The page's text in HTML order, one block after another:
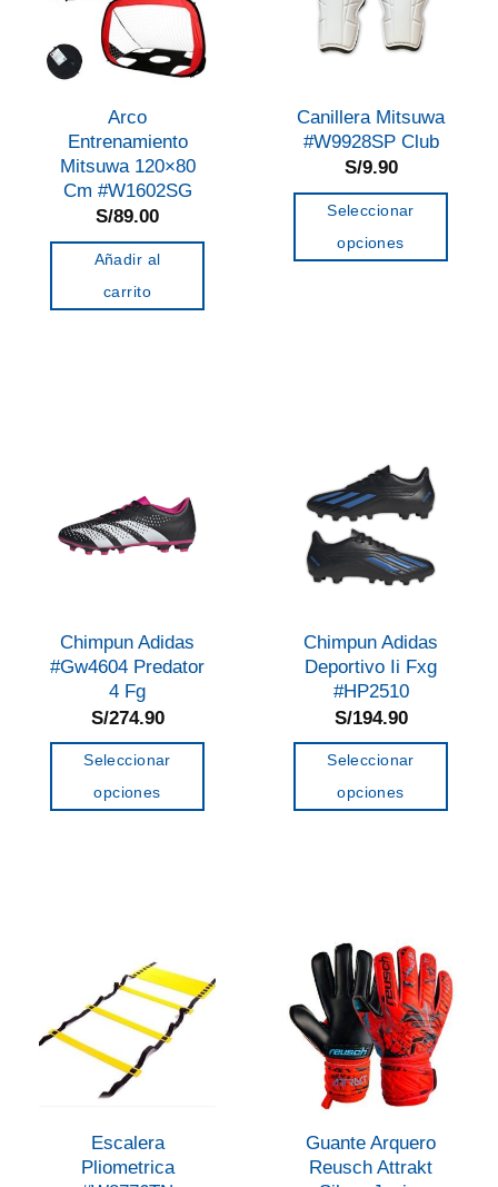
Arco
Entrenamiento
Mitsuwa 120×80
Cm #W1602SG
S/89.00
Añadir al
carrito
Canillera Mitsuwa
#W9928SP Club
S/9.90
Seleccionar
opciones
se
pueden
elegir
en
página
de
producto
Chimpun Adidas
#Gw4604 Predator
4 Fg
S/274.90
Seleccionar
opciones
Las
opciones
se
pueden
la
Chimpun Adidas
Deportivo Ii Fxg
#HP2510
S/194.90
Seleccionar
opciones
variantes.
Las
opciones
se
pueden
elegir
la
Escalera
Pliometrica
Guante Arquero
Reusch Attrakt